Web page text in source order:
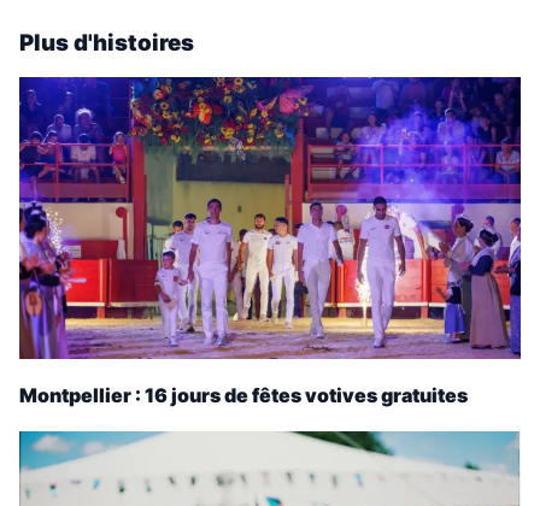
Plus d'histoires
Montpellier : 16 jours de fêtes votives gratuites